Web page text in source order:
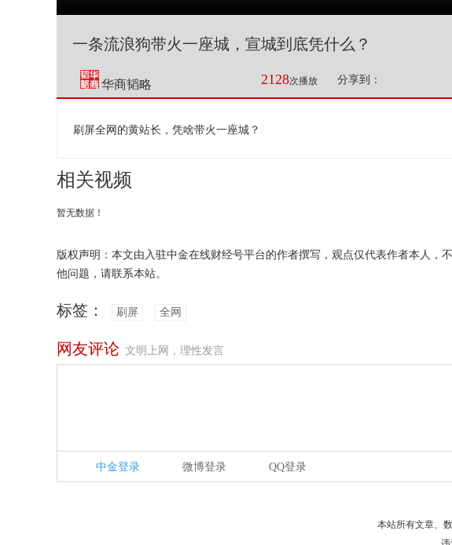
一条流浪狗带火一座城，宣城到底凭什么？
华商韬略 2128次播放 分享到：
刷屏全网的黄站长，凭啥带火一座城？
相关视频
暂无数据！
版权声明：本文由入驻中金在线财经号平台的作者撰写，观点仅代表作者本人，
他问题，请联系本站。
标签： 刷屏 全网
网友评论 文明上网，理性发言
中金登录 微博登录 QQ登录
本站所有文章、